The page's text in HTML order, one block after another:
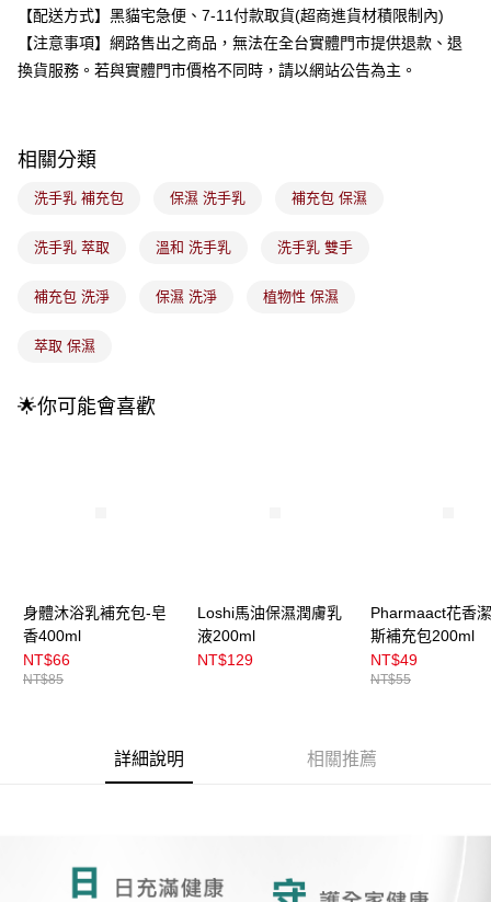
【大哥付你分期使用說明】
成交易。
4.訂單成立30分鐘內，如未前往確認交易或遇審核未通過，訂單將自動取
法說明評估內容。
醒簡訊。
帳／街口支付／iPASS MONEY」等通路繳費。
1.本服務係由「台灣大哥大股份有限公司」（以下簡稱本公司）所提供，讓
用戶於交易時，得透過本服務購買商品或服務，並由商店將買賣／分期付款
運送方式
全家取貨付款
付款後全家取貨
每筆NT$100，滿NT$899(含以上)免運費
每筆NT$100，滿NT$899(含以上)免運費
付款後7-11取貨
付款後門市自取
每筆NT$100，滿NT$399(含以上)免運費
【配送方式】黑貓宅急便、7-11付款取貨(超商進貨材積限制內)
【注意事項】網路售出之商品，無法在全台實體門市提供退款、退
換貨服務。若與實體門市價格不同時，請以網站公告為主。
相關分類
洗手乳 補充包 保濕 洗手乳 補充包 保濕
洗手乳 萃取 溫和 洗手乳 洗手乳 雙手
補充包 洗淨 保濕 洗淨 植物性 保濕
萃取 保濕
🌟你可能會喜歡
身體沐浴乳補充包-皂
香400ml
NT$66
NT$85
Loshi馬油保濕潤膚乳
液200ml
NT$129
Pharmaact花香
斯補充包200ml
NT$49
NT$55
詳細說明 相關推薦